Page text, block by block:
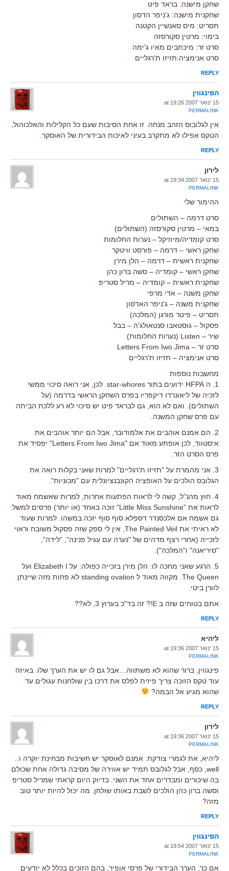
שחקן מישנה: בראד פיט
שחקנית מישנה: ג'ניפר הדסון
תסריט: מיס סאנשיין הקטנה
בימוי: מרטין סקורסזה
סרט זר: מיכתבים מאיו ג'ימה
סרט אנימציה:תזיזו ת'רגליים
REPLY
הפינגווין
15 ינואר 2007 at 19:26
PERMALINK
אין לגלובוס הזהב מנחה. זו אחת הסיבות שעם כל הקלילות והאלכוהול,
הטקס אפילו לא מתקרב בעיני לאיכות הבידורית של האוסקר.
REPLY
לירון
15 ינואר 2007 at 19:34
PERMALINK
ההימור שלי
סרט דרמה – השתולים
במאי – מרטין סקורסזה (השתולים)
סרט קומדיה/מיוזיקל – נערות החלומות
שחקן ראשי – דרמה – פורסט וויטקר
שחקנית ראשית – דרמה – הלן מירן
שחקן ראשי – קומדיה – סשה ברון כהן
שחקנית ראשית – קומדיה – מריל סטריפ
שחקן משנה – אדי מרפי
שחקנית משנה – ג'ניפר האדסון
תסריט – פיטר מורגן (המלכה)
פסקול – גוסטאבו סנטאולג'ה – בבל
שיר – Listen (נערות החלומות)
סרט זר – Letters From Iwo Jima
סרט אנימציה – תזיזו ת'רגליים
מחשבות נוספות
1. ה HFPA ידועים בתור star-whores. לכן, אני רואה סיכוי ממשי
לזכיה של ליאונרדו דיקפריו בפרס השחקן הראשי בדרמה (על
השתולים). ואם לא הוא, גם לבראד פיט יש סיכוי לא רע ללכת הביתה
עם פרס שחקן המשנה.
2. הם אמנם אוהבים את אלמודובר, אבל הם יותר אוהבים את
איסטווד, לכן אופתע מאוד אם "Letters From Iwo Jima" יפסיד את
פרס הסרט הזר.
3. אני מהמרת על "תזיזו ת'רגליים" למרות שאני בקלות רואה את
הגלובס הולכים על האופציה הקונבנציונלית עם "מכוניות".
4. חוץ מהנ"ל, קשה לי לראות הפתעות אחרות, למרות שאשמח מאוד
לראות את "Little Miss Sunshine" זוכה באחד (או יותר) פרסים למשל.
גם אשמח אם אלכסנדר דספלא סוף סוף יזכה במשהו. למרות שעוד
לא ראיתי את The Painted Veil, אין לי ספק שזה פסקול משובח וראוי
לזכייה (אחרי רצף מדהים של "נערה עם עגיל פנינה", "לידה",
"סיריאנה" ו"המלכה").
5. הרגע שאני מחכה לו: הלן מירן בזכייה כפולה: על Elizabeth I ועל
The Queen. מקווה מאוד ל standing ovation לא פחות מזה שיינתן
לוורן ביטי.
אתם בטוחים שזה ב E!? זה בד"כ בערוץ 3, לא??
REPLY
ליהיא
15 ינואר 2007 at 19:36
PERMALINK
פינגווין, ברור שהוא לא משתווה…אבל גם לו יש את הערך שלו. באיזה
עוד טקס הזוכה צריך פיזית לפלס את דרכו בין שולחנות עגולים עד
שהוא מגיע אל הבמה?
REPLY
לירון
15 ינואר 2007 at 19:36
PERMALINK
ליהיא, את לגמרי צודקת. אמנם לאוסקר יש חשיבות מבחינת יוקרה ו..
well, כסף, אבל לגלובס תמיד יש אווירה של מסיבה גדולה אחת שכולם
בה שיכורים ומבדרים אחד את השני. בדיוק היום קראתי שמריל סטריפ
וסשה ברון כהן הולכים לשבת באותו שולחן. מה יכול להיות יותר טוב
מזה?
REPLY
הפינגווין
15 ינואר 2007 at 19:54
PERMALINK
אם כך, הערך הבידורי של פרסי אופיר, בהם הזוכים בכלל לא יודעים